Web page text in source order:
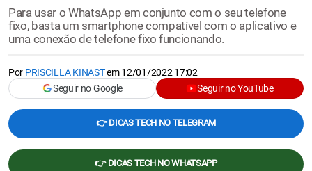
Para usar o WhatsApp em conjunto com o seu telefone
fixo, basta um smartphone compatível com o aplicativo e
uma conexão de telefone fixo funcionando.
Por PRISCILLA KINASTem12/01/2022 17:02
Seguir no Google
Seguir no YouTube
👉 DICAS TECH NO TELEGRAM
👉 DICAS TECH NO WHATSAPP